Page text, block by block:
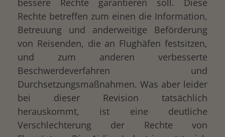
bessere Rechte garantieren soll. Diese
Rechte betreffen zum einen die Information,
Betreuung und anderweitige Beförderung
von Reisenden, die an Flughäfen festsitzen,
und zum anderen verbesserte
Beschwerdeverfahren und
Durchsetzungsmaßnahmen. Was aber leider
bei dieser Revision tatsächlich
herauskommt, ist eine deutliche
Verschlechterung der Rechte von